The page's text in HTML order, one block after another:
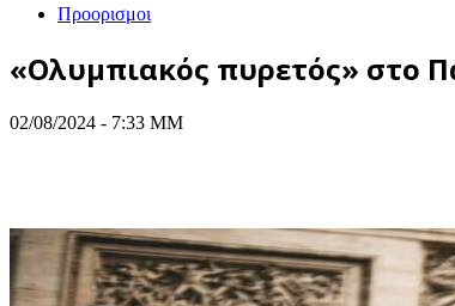
Προορισμοι
«Ολυμπιακός πυρετός» στο
02/08/2024 - 7:33 ΜΜ